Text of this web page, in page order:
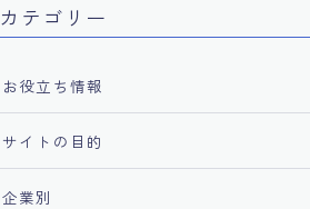
カテゴリー
お役立ち情報
サイトの目的
企業別